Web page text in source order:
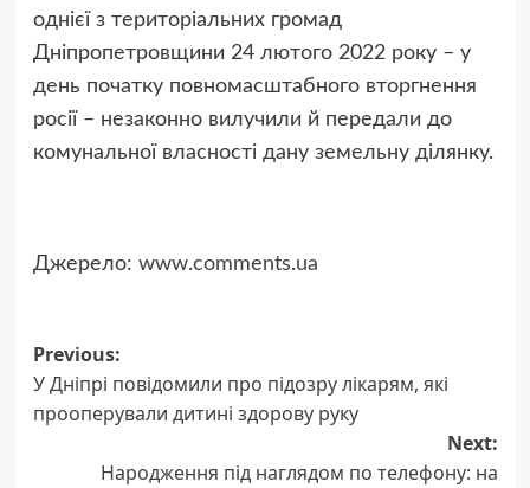
однієї з територіальних громад
Дніпропетровщини 24 лютого 2022 року – у
день початку повномасштабного вторгнення
росії – незаконно вилучили й передали до
комунальної власності дану земельну ділянку.
Джерело: www.comments.ua
Post
navigation
Previous:
У Дніпрі повідомили про підозру лікарям, які
прооперували дитині здорову руку
Next:
Народження під наглядом по телефону: на